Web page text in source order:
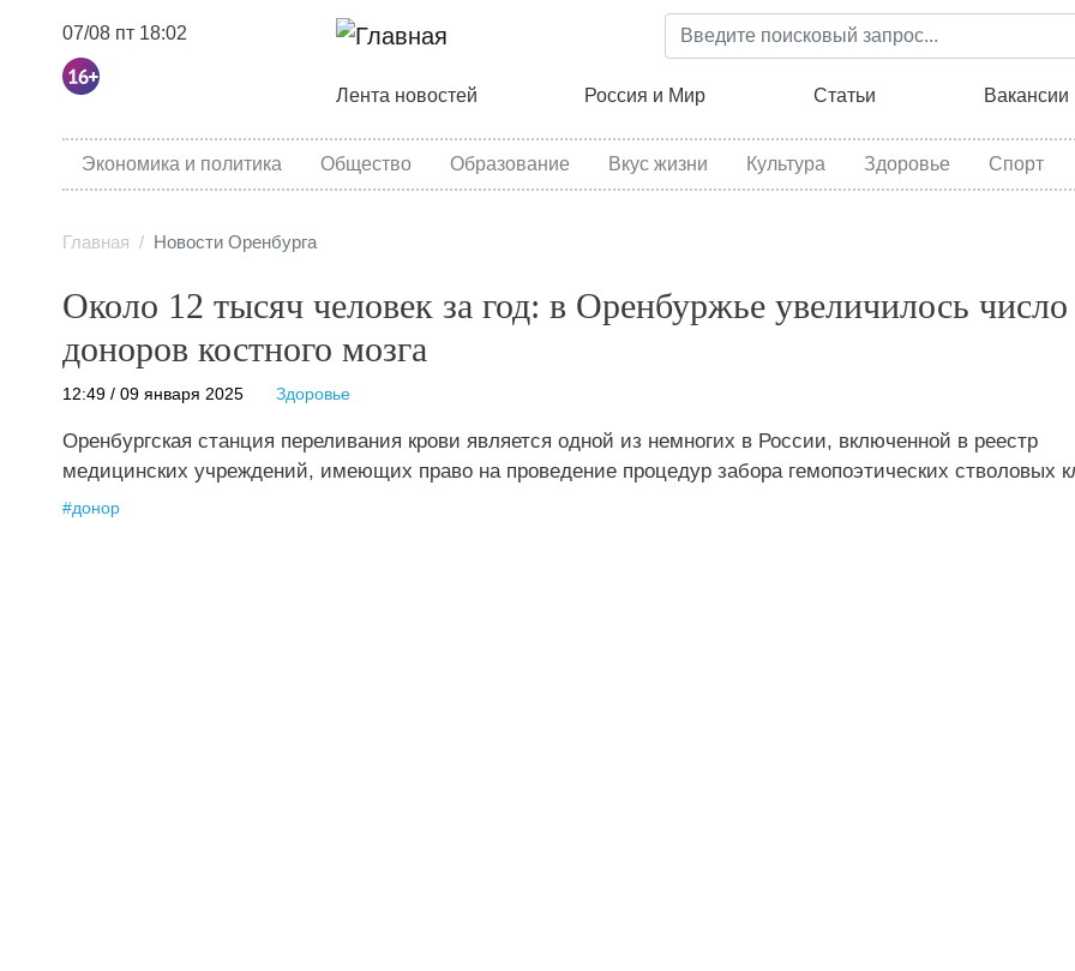
Перейти
к
содержанию
07/08 пт 18:02
Основная навигация
Лента новостей Россия и Мир Статьи Вакансии
category menu
Экономика и политика Общество Образование Вкус жизни Культура Здоровье Спорт
Главная Новости Оренбурга
Около 12 тысяч человек за год: в Оренбуржье увеличилось число
доноров костного мозга
12:49 / 09 января 2025 Здоровье
Оренбургская станция переливания крови является одной из немногих в России, включенной в реестр
медицинских учреждений, имеющих право на проведение процедур забора гемопоэтических стволовых
#донор